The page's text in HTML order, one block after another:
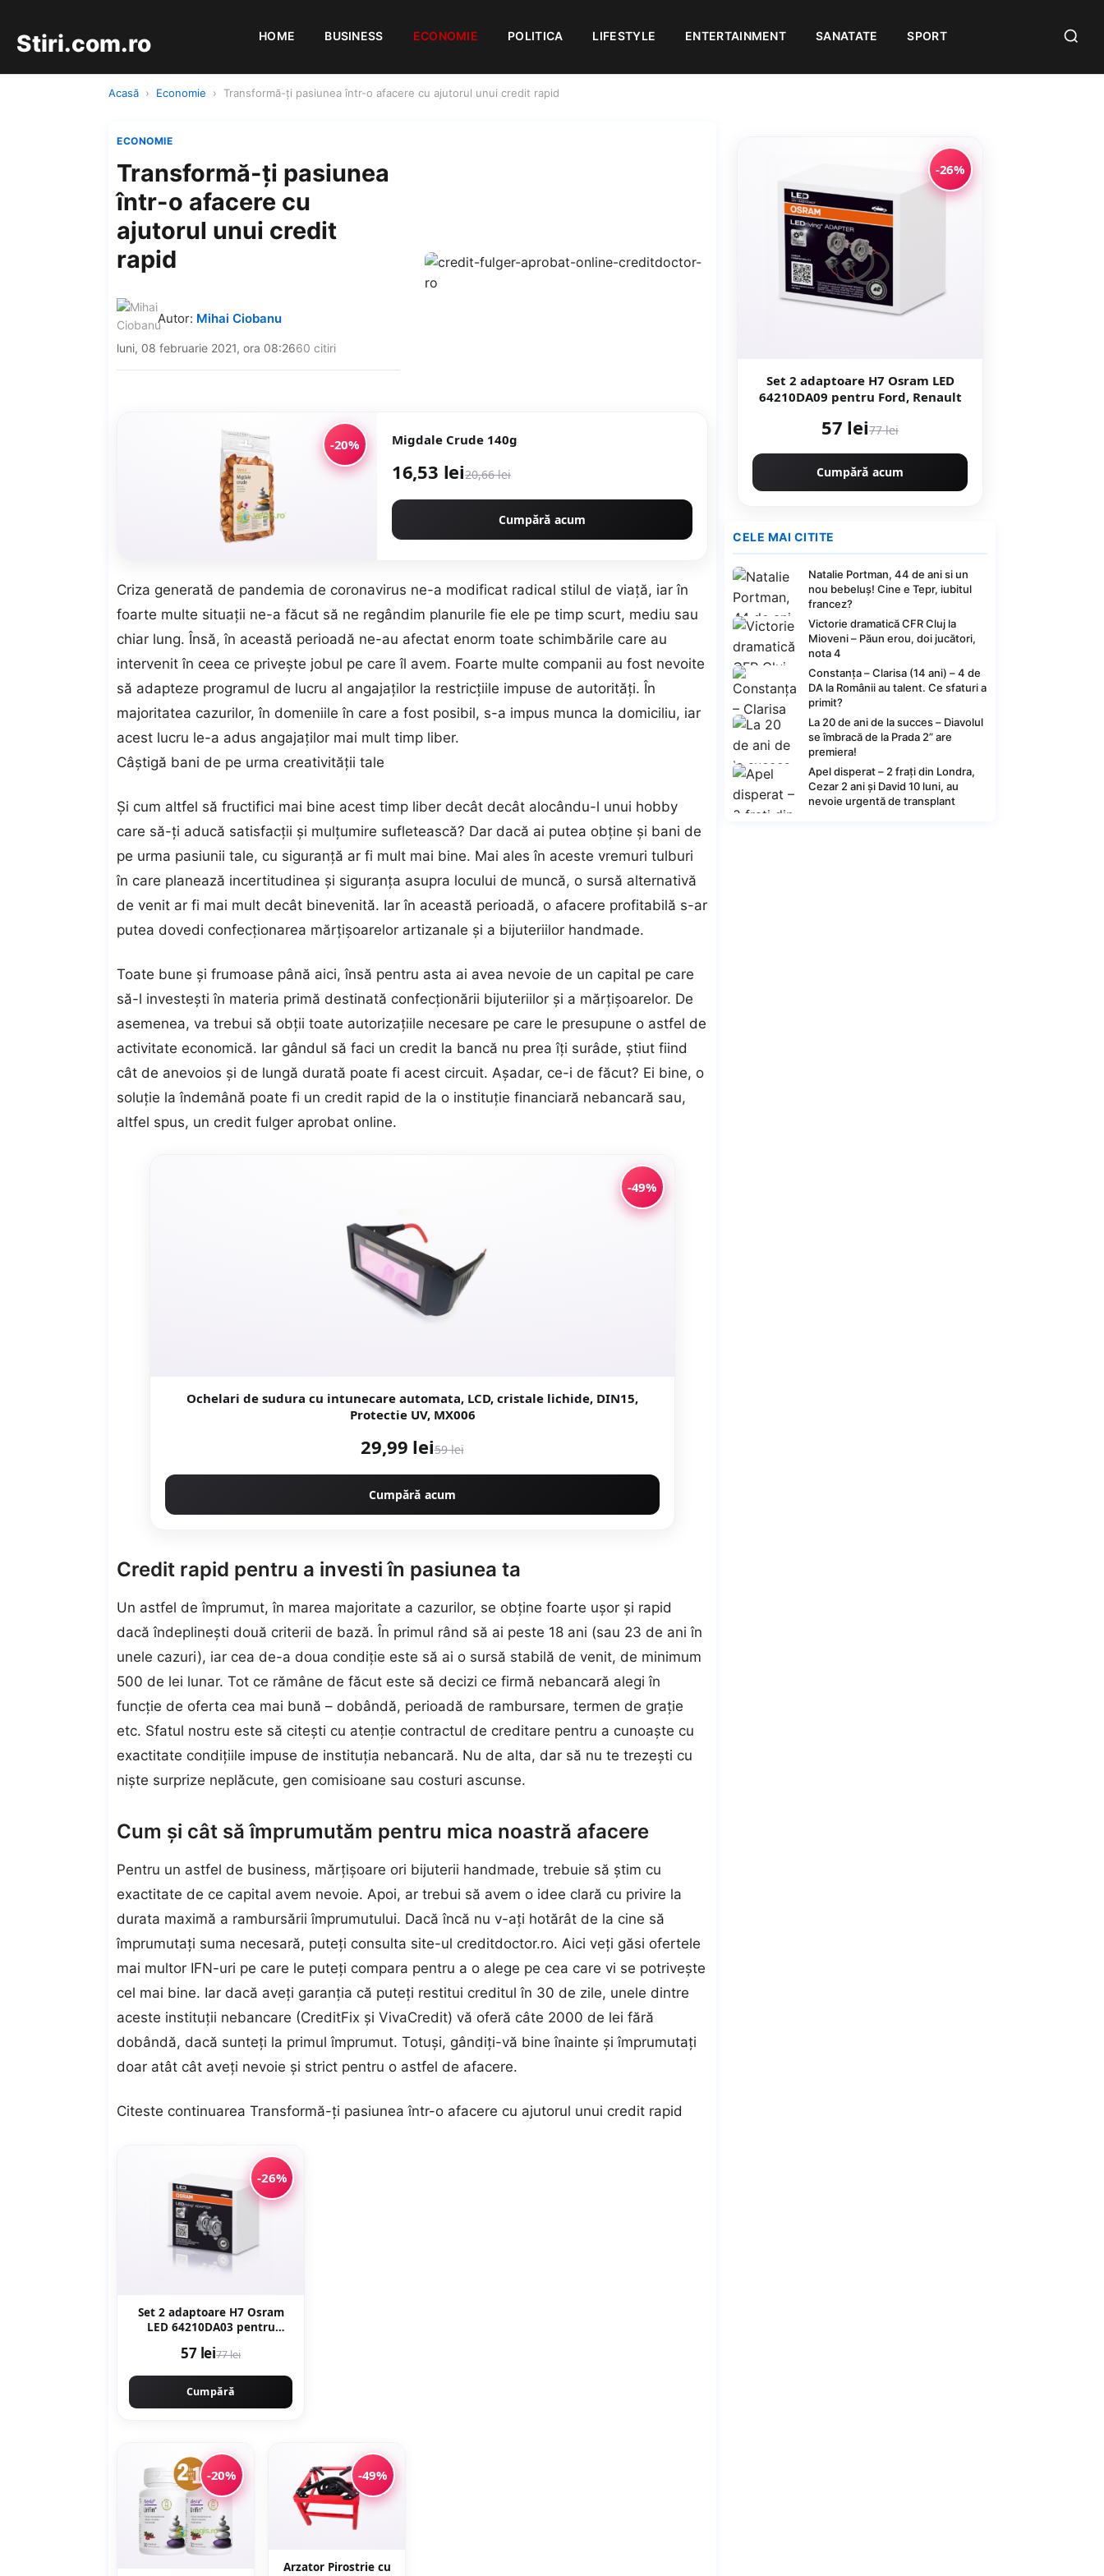
Stiri.com.ro HOME BUSINESS ECONOMIE POLITICA LIFESTYLE ENTERTAINMENT SANATATE SPORT
Acasă › Economie › Transformă-ți pasiunea într-o afacere cu ajutorul unui credit rapid
ECONOMIE
Transformă-ți pasiunea
într-o afacere cu
ajutorul unui credit
rapid
Autor: Mihai Ciobanu
luni, 08 februarie 2021, ora 08:2660 citiri
-20% Migdale Crude 140g
16,53 lei20,66 lei
Cumpără acum
Criza generată de pandemia de coronavirus ne-a modificat radical stilul de viață, iar în
foarte multe situații ne-a făcut să ne regândim planurile fie ele pe timp scurt, mediu sau
chiar lung. Însă, în această perioadă ne-au afectat enorm toate schimbările care au
intervenit în ceea ce privește jobul pe care îl avem. Foarte multe companii au fost nevoite
să adapteze programul de lucru al angajaților la restricțiile impuse de autorități. În
majoritatea cazurilor, în domeniile în care a fost posibil, s-a impus munca la domiciliu, iar
acest lucru le-a adus angajaților mai mult timp liber.
Câștigă bani de pe urma creativității tale
Și cum altfel să fructifici mai bine acest timp liber decât decât alocându-l unui hobby
care să-ți aducă satisfacții și mulțumire sufletească? Dar dacă ai putea obține și bani de
pe urma pasiunii tale, cu siguranță ar fi mult mai bine. Mai ales în aceste vremuri tulburi
în care planează incertitudinea și siguranța asupra locului de muncă, o sursă alternativă
de venit ar fi mai mult decât binevenită. Iar în această perioadă, o afacere profitabilă s-ar
putea dovedi confecționarea mărțișoarelor artizanale și a bijuteriilor handmade.
Toate bune și frumoase până aici, însă pentru asta ai avea nevoie de un capital pe care
să-l investești în materia primă destinată confecționării bijuteriilor și a mărțișoarelor. De
asemenea, va trebui să obții toate autorizațiile necesare pe care le presupune o astfel de
activitate economică. Iar gândul să faci un credit la bancă nu prea îți surâde, știut fiind
cât de anevoios și de lungă durată poate fi acest circuit. Așadar, ce-i de făcut? Ei bine, o
soluție la îndemână poate fi un credit rapid de la o instituție financiară nebancară sau,
altfel spus, un credit fulger aprobat online.
-49%
Ochelari de sudura cu intunecare automata, LCD, cristale lichide, DIN15,
Protectie UV, MX006
29,99 lei59 lei
Cumpără acum
Credit rapid pentru a investi în pasiunea ta
Un astfel deîmprumut, în marea majoritate a cazurilor, se obține foarte ușor și rapid
dacă îndeplinești două criterii de bază. În primul rând să ai peste 18 ani (sau 23 de ani în
unele cazuri), iar cea de-a doua condiție este să ai o sursă stabilă de venit, de minimum
500 de lei lunar. Tot ce rămâne de făcut este să decizi ce firmă nebancară alegi în
funcție de oferta cea mai bună – dobândă, perioadă de rambursare, termen de grație
etc. Sfatul nostru este să citești cu atenție contractul de creditare pentru a cunoaște cu
exactitate condițiile impuse de instituția nebancară. Nu de alta, dar să nu te trezești cu
niște surprize neplăcute, gen comisioane sau costuri ascunse.
Cum și cât să împrumutăm pentru mica noastră afacere
Pentru un astfel de business, mărțișoare ori bijuterii handmade, trebuie să știm cu
exactitate de ce capital avem nevoie. Apoi, ar trebui să avem o idee clară cu privire la
durata maximă a rambursării împrumutului. Dacă încă nu v-ați hotărât de la cine să
împrumutați suma necesară, puteți consulta site-ul creditdoctor.ro. Aici veți găsi ofertele
mai multor IFN-uri pe care le puteți compara pentru a o alege pe cea care vi se potrivește
cel mai bine. Iar dacă aveți garanția că puteți restitui creditul în 30 de zile, unele dintre
aceste instituții nebancare (CreditFix și VivaCredit) vă oferă câte 2000 de lei fără
dobândă, dacă sunteți la primul împrumut. Totuși, gândiți-vă bine înainte și împrumutați
doar atât cât aveți nevoie și strict pentru o astfel de afacere.
Citeste continuarea Transformă-ți pasiunea într-o afacere cu ajutorul unui credit rapid
-26%
Set 2 adaptoare H7 Osram
LED 64210DA03 pentru
57 lei77 lei
Cumpără
-20% -49%
Arzator Pirostrie cu
-26%
Set 2 adaptoare H7 Osram LED
64210DA09 pentru Ford, Renault
57 lei77 lei
Cumpără acum
CELE MAI CITITE
Natalie Portman, 44 de ani si un
nou bebeluș! Cine e Tepr, iubitul
francez?
Victorie dramatică CFR Cluj la
Mioveni – Păun erou, doi jucători,
nota 4
Constanța – Clarisa (14 ani) – 4 de
DA la Românii au talent. Ce sfaturi a
primit?
La 20 de ani de la succes – Diavolul
se îmbracă de la Prada 2” are
premiera!
Apel disperat – 2 frați din Londra,
Cezar 2 ani și David 10 luni, au
nevoie urgentă de transplant